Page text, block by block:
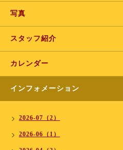
写真
スタッフ紹介
カレンダー
インフォメーション
2026-07（2）
2026-06（1）